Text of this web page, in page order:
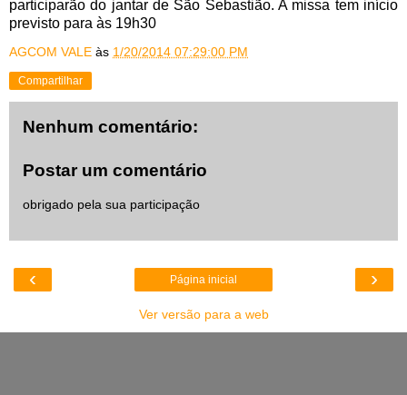
participarão do jantar de São Sebastião. A missa tem início
previsto para às 19h30
AGCOM VALE às 1/20/2014 07:29:00 PM
Compartilhar
Nenhum comentário:
Postar um comentário
obrigado pela sua participação
‹ ›
Página inicial
Ver versão para a web